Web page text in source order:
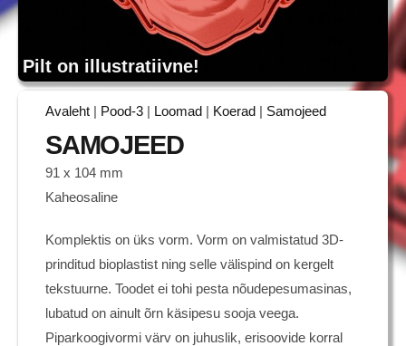
Pilt on illustratiivne!
Avaleht Pood-3 Loomad Koerad Samojeed
SAMOJEED
91 x 104 mm
Kaheosaline
Komplektis on üks vorm. Vorm on valmistatud 3D-
prinditud bioplastist ning selle välispind on kergelt
tekstuurne. Toodet ei tohi pesta nõudepesumasinas,
lubatud on ainult õrn käsipesu sooja veega.
Piparkoogivormi värv on juhuslik, erisoovide korral